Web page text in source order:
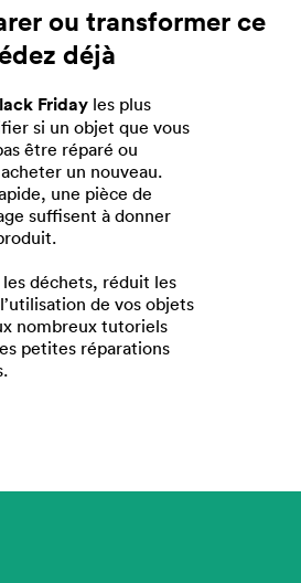
ou transformer ce
déjà
Friday les plus
si un objet que vous
être réparé ou
un nouveau.
une pièce de
suffisent à donner
déchets, réduit les
de vos objets
nombreux tutoriels
petites réparations